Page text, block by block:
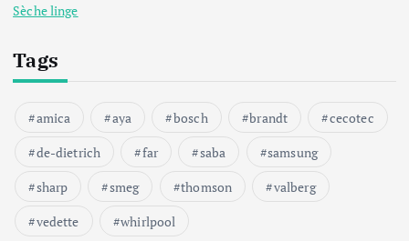
Sèche linge
Tags
amica aya bosch brandt
cecotec
de-dietrich
far saba
samsung
sharp
smeg thomson
valberg
vedette
whirlpool